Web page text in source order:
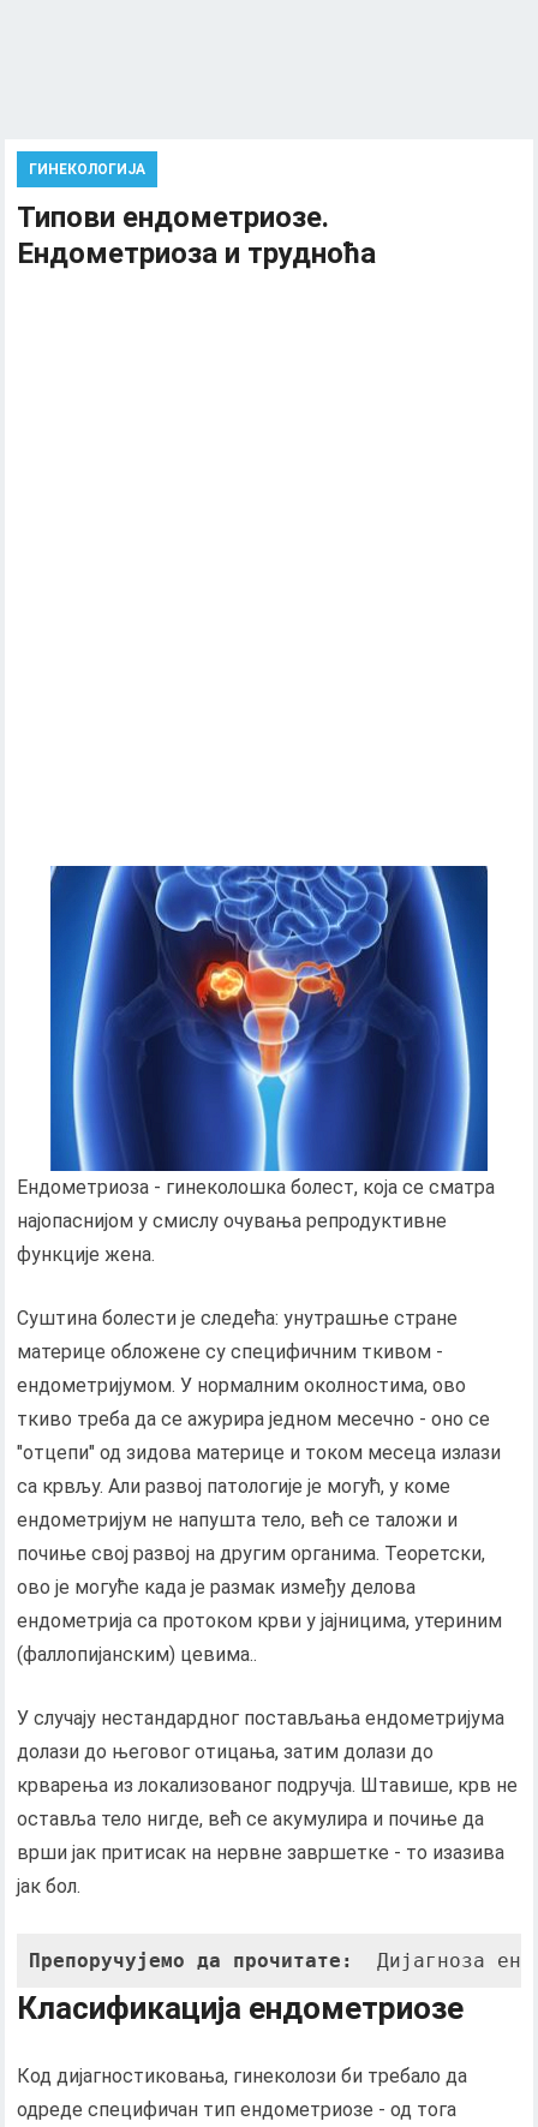
ГИНЕКОЛОГИЈА
Типови ендометриозе.
Ендометриоза и трудноћа
Ендометриоза - гинеколошка болест, која се сматра
најопаснијом у смислу очувања репродуктивне
функције жена.
Суштина болести је следећа: унутрашње стране
материце обложене су специфичним ткивом -
ендометријумом. У нормалним околностима, ово
ткиво треба да се ажурира једном месечно - оно се
"отцепи" од зидова материце и током месеца излази
са крвљу. Али развој патологије је могућ, у коме
ендометријум не напушта тело, већ се таложи и
почиње свој развој на другим органима. Теоретски,
ово је могуће када је размак између делова
ендометрија са протоком крви у јајницима, утериним
(фаллопијанским) цевима..
У случају нестандардног постављања ендометријума
долази до његовог отицања, затим долази до
крварења из локализованог подручја. Штавише, крв не
оставља тело нигде, већ се акумулира и почиње да
врши јак притисак на нервне завршетке - то изазива
јак бол.
Препоручујемо да прочитате: Дијагноза
Класификација ендометриозе
Код дијагностиковања, гинеколози би требало да
одреде специфичан тип ендометриозе - од тога